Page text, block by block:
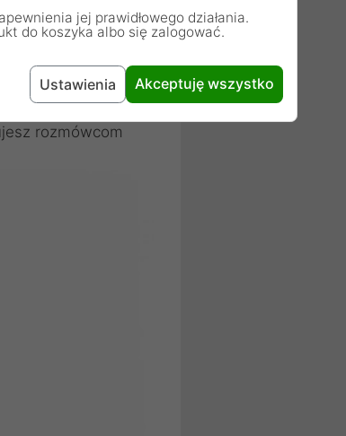
jak (stabilny)
spółgłoski
rozmówcom
jej prawidłowego działania.
do koszyka albo się zalogować.
Ustawienia Akceptuję wszystko